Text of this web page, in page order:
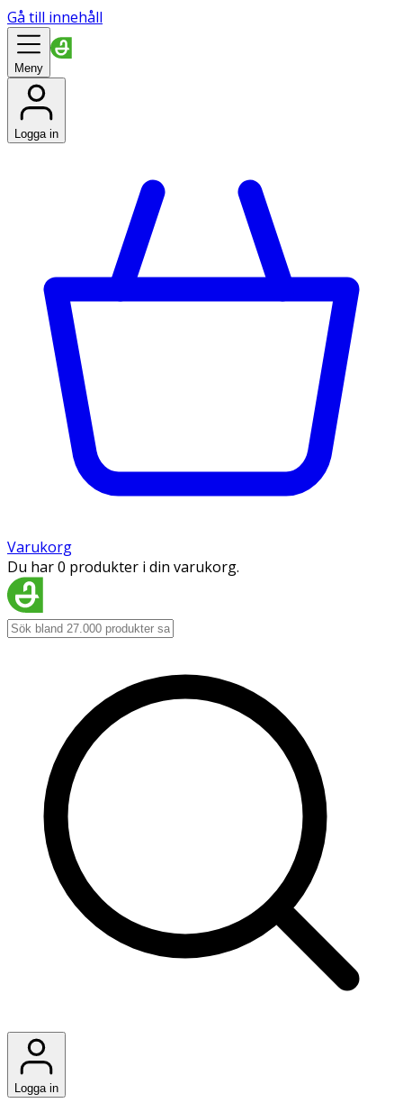
Gå till innehåll
Meny
Logga in
Varukorg
Du har 0 produkter i din varukorg.
Logga in